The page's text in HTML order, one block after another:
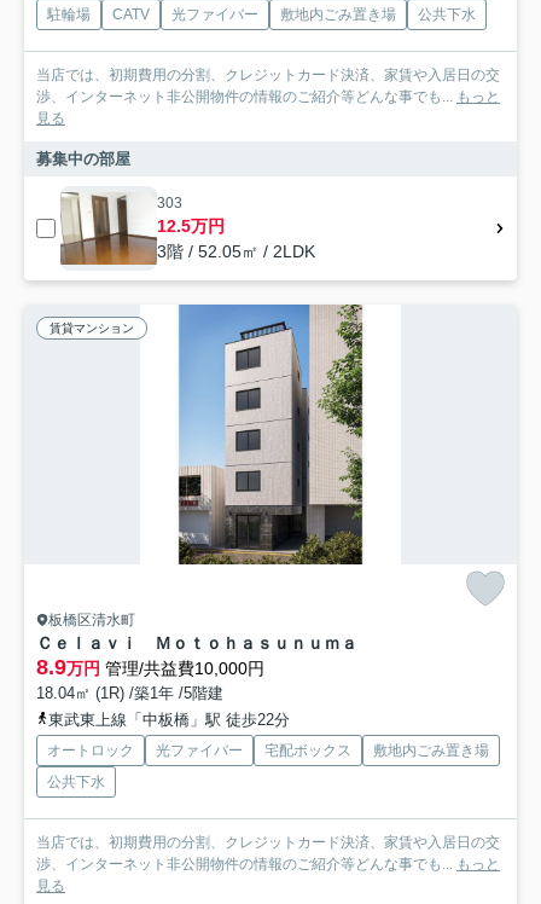
駐輪場 CATV 光ファイバー 敷地内ごみ置き場 公共下水
当店では、初期費用の分割、クレジットカード決済、家賃や入居日の交
渉、インターネット非公開物件の情報のご紹介等どんな事でも... もっと
見る
募集中の部屋
303
12.5万円
3階 / 52.05㎡ / 2LDK
賃貸マンション
板橋区清水町
Ｃｅｌａｖｉ Ｍｏｔｏｈａｓｕｎｕｍａ
8.9万円 管理/共益費10,000円
18.04㎡ (1R) /築1年 /5階建
東武東上線「中板橋」駅 徒歩22分
オートロック 光ファイバー 宅配ボックス
敷地内ごみ置き場
公共下水
当店では、初期費用の分割、クレジットカード決済、家賃や入居日の交
渉、インターネット非公開物件の情報のご紹介等どんな事でも... もっと
見る